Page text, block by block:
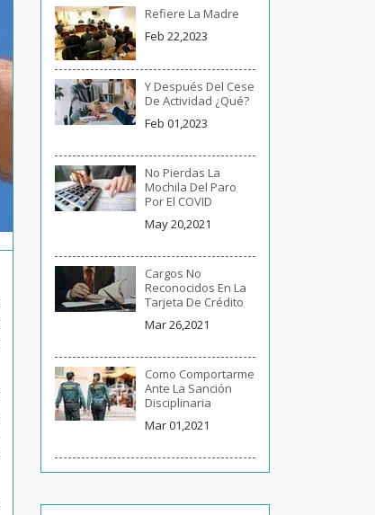
Refiere La Madre
Feb 22,2023
Y Después Del Cese
De Actividad ¿qué?
Feb 01,2023
No Pierdas La
Mochila Del Paro
Por El COVID
May 20,2021
Cargos No
Reconocidos En La
Tarjeta De Crédito
Mar 26,2021
Como Comportarme
Ante La Sanción
Disciplinaria
Mar 01,2021